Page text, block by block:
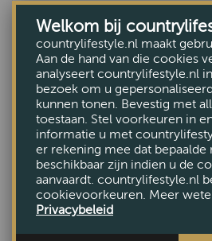
Kussen Ruhla Beige
€27,95
Welkom bij
countrylifestyle.nl maakt
Aan de hand van die cookies
analyseert countrylifestyle.nl
bezoek om u
kunnen tonen. Bevestig met
toestaan. Stel voorkeuren in
informatie u met
er rekening mee dat bepaalde
beschikbaar zijn indien u de
aanvaardt. countrylifestyle.nl
cookievoorkeuren. Meer
Privacybeleid